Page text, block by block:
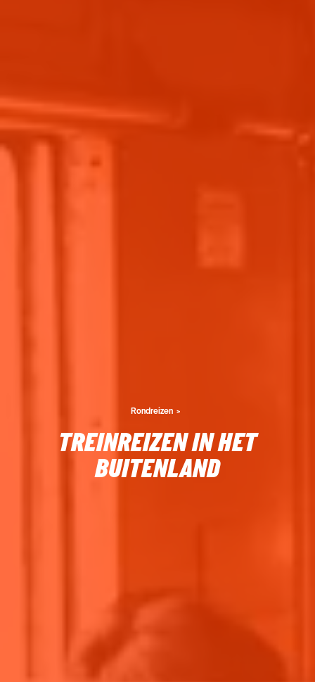
Rondreizen
TREINREIZEN IN HET
BUITENLAND